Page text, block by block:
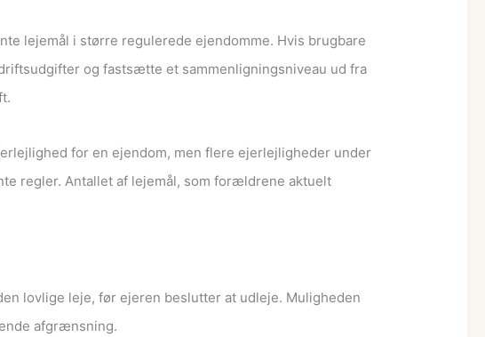
lejemål i større regulerede ejendomme. Hvis brugbare
og fastsætte et sammenligningsniveau ud fra
for en ejendom, men flere ejerlejligheder under
regler. Antallet af lejemål, som forældrene aktuelt
lovlige leje, før ejeren beslutter at udleje. Muligheden
afgrænsning.